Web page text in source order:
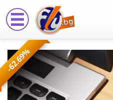
нано
USB
-62.69%